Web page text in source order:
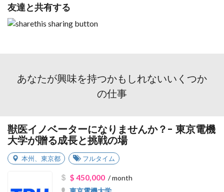
友達と共有する
あなたが興味を持つかもしれないいくつか
の仕事
獣医イノベーターになりませんか？- 東京電機
大学が贈る成長と挑戦の場
本州 東京都 フルタイム
$ 450,000/ month